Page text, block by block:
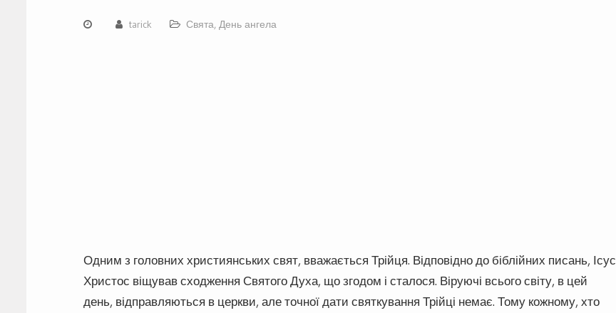
tarick Свята, День ангела
Одним з головних християнських свят, вважається Трійця. Відповідно до біблійних писань, Ісус
Христос віщував сходження Святого Духа, що згодом і сталося. Віруючі всього світу, в цей
день, відправляються в церкви, але точної дати святкування Трійці немає. Тому кожному, хто